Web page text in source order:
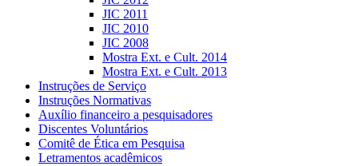
JIC 2011
JIC 2010
JIC 2008
Mostra Ext. e Cult. 2014
Mostra Ext. e Cult. 2013
Instruções de Serviço
Instruções Normativas
Auxílio financeiro a pesquisadores
Discentes Voluntários
Comitê de Ética em Pesquisa
Letramentos acadêmicos